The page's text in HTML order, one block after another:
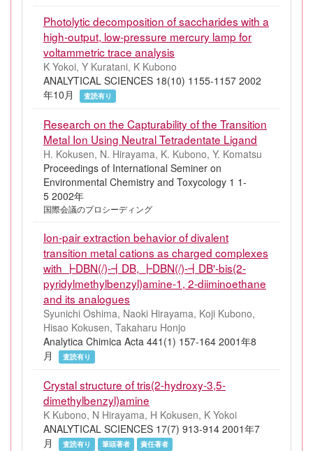
Photolytic decomposition of saccharides with a
high-output, low-pressure mercury lamp for
voltammetric trace analysis
K Yokoi, Y Kuratani, K Kubono
ANALYTICAL SCIENCES 18(10) 1155-1157 2002
年10月
査読有り
Research on the Capturability of the Transition
Metal Ion Using Neutral Tetradentate Ligand
H. Kokusen, N. Hirayama, K. Kubono, Y. Komatsu
Proceedings of International Seminer on
Environmental Chemistry and Toxycology 1 1-
5 2002年
国際会議のプロシーディング
Ion-pair extraction behavior of divalent
transition metal cations as charged complexes
with ┣DBN(/)-┫DB, ┣DBN(/)-┫DB'-bis(2-
pyridylmethylbenzyl)amine-1, 2-diiminoethane
and its analogues
Syunichi Oshima, Naoki Hirayama, Koji Kubono,
Hisao Kokusen, Takaharu Honjo
Analytica Chimica Acta 441(1) 157-164 2001年8
月
査読有り
Crystal structure of tris(2-hydroxy-3,5-
dimethylbenzyl)amine
K Kubono, N Hirayama, H Kokusen, K Yokoi
ANALYTICAL SCIENCES 17(7) 913-914 2001年7
月
査読有り 筆頭著者 責任著者